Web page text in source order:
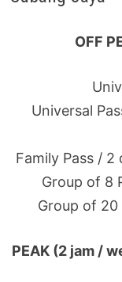
OFF
Universal
Family Pass / 2
Group of 8
Group of 20
PEAK (2 jam /